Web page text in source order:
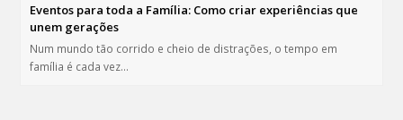
Eventos para toda a Família: Como criar experiências que
unem gerações
Num mundo tão corrido e cheio de distrações, o tempo em
família é cada vez…